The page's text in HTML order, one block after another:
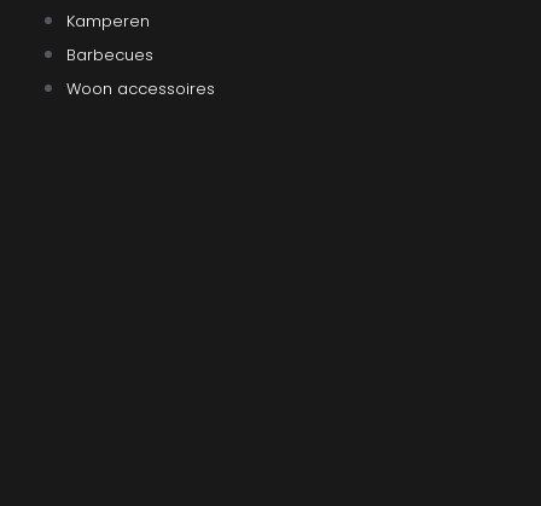
Kamperen
Barbecues
Woon accessoires